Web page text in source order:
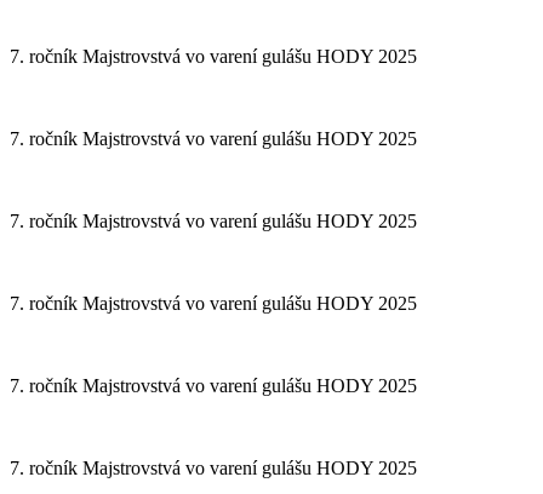
7. ročník Majstrovstvá vo varení gulášu HODY 2025
7. ročník Majstrovstvá vo varení gulášu HODY 2025
7. ročník Majstrovstvá vo varení gulášu HODY 2025
7. ročník Majstrovstvá vo varení gulášu HODY 2025
7. ročník Majstrovstvá vo varení gulášu HODY 2025
7. ročník Majstrovstvá vo varení gulášu HODY 2025